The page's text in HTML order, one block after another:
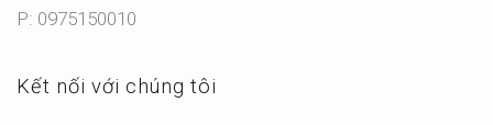
P: 0975150010
Kết nối với chúng tôi